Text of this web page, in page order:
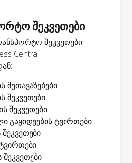
შეკვეთები
შეკვეთები
Central
შეთავაზებები
შეკვეთები
შეკვეთები
გაყიდვების ტვირთები
შეკვეთები
შეკვეთები